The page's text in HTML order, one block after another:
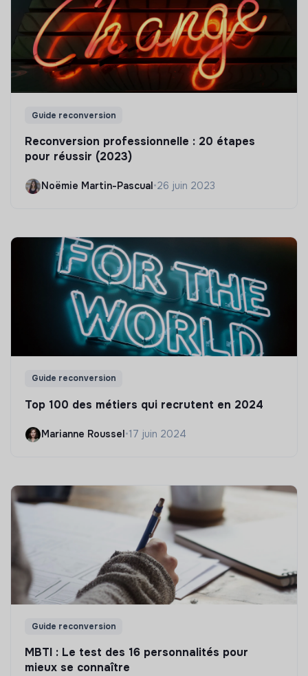
Guide reconversion
Reconversion professionnelle : 20 étapes
pour réussir (2023)
Noëmie Martin-Pascual •26 juin 2023
Guide reconversion
Top 100 des métiers qui recrutent en 2024
Marianne Roussel•17 juin 2024
Guide reconversion
MBTI : Le test des 16 personnalités pour
mieux se connaître